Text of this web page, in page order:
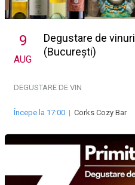
9
AUG
Degustare de
(București)
DEGUSTARE DE VIN
Începe la 17:00 | Corks Cozy Bar